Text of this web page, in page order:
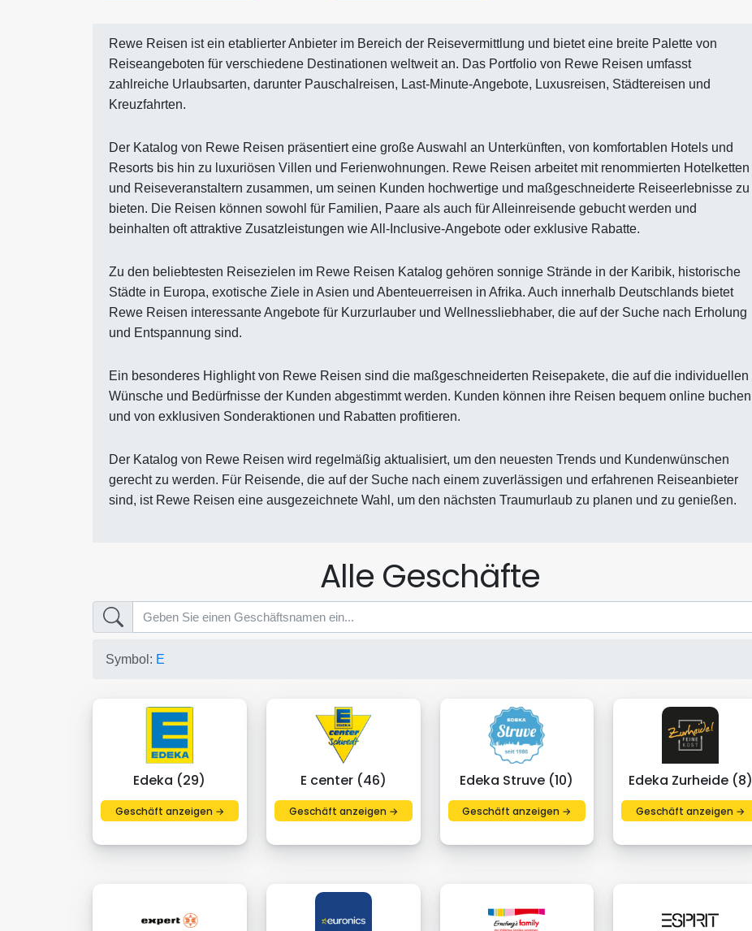
Rewe Reisen ist ein etablierter Anbieter im Bereich der Reisevermittlung und bietet eine breite Palette von
Reiseangeboten für verschiedene Destinationen weltweit an. Das Portfolio von Rewe Reisen umfasst
zahlreiche Urlaubsarten, darunter Pauschalreisen, Last-Minute-Angebote, Luxusreisen, Städtereisen und
Kreuzfahrten.
Der Katalog von Rewe Reisen präsentiert eine große Auswahl an Unterkünften, von komfortablen Hotels und
Resorts bis hin zu luxuriösen Villen und Ferienwohnungen. Rewe Reisen arbeitet mit renommierten Hotelketten
und Reiseveranstaltern zusammen, um seinen Kunden hochwertige und maßgeschneiderte Reiseerlebnisse zu
bieten. Die Reisen können sowohl für Familien, Paare als auch für Alleinreisende gebucht werden und
beinhalten oft attraktive Zusatzleistungen wie All-Inclusive-Angebote oder exklusive Rabatte.
Zu den beliebtesten Reisezielen im Rewe Reisen Katalog gehören sonnige Strände in der Karibik, historische
Städte in Europa, exotische Ziele in Asien und Abenteuerreisen in Afrika. Auch innerhalb Deutschlands bietet
Rewe Reisen interessante Angebote für Kurzurlauber und Wellnessliebhaber, die auf der Suche nach Erholung
und Entspannung sind.
Ein besonderes Highlight von Rewe Reisen sind die maßgeschneiderten Reisepakete, die auf die individuellen
Wünsche und Bedürfnisse der Kunden abgestimmt werden. Kunden können ihre Reisen bequem online buchen
und von exklusiven Sonderaktionen und Rabatten profitieren.
Der Katalog von Rewe Reisen wird regelmäßig aktualisiert, um den neuesten Trends und Kundenwünschen
gerecht zu werden. Für Reisende, die auf der Suche nach einem zuverlässigen und erfahrenen Reiseanbieter
sind, ist Rewe Reisen eine ausgezeichnete Wahl, um den nächsten Traumurlaub zu planen und zu genießen.
Alle Geschäfte
Symbol: E
Edeka (29)
Geschäft anzeigen →
E center (46)
Geschäft anzeigen →
Edeka Struve (10)
Geschäft anzeigen →
Edeka Zurheide (8)
Geschäft anzeigen →